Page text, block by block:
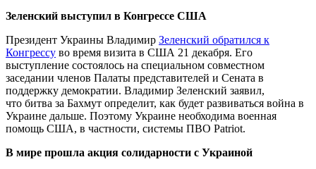
Зеленский выступил в Конгрессе США
Президент Украины Владимир Зеленский обратился к
Конгрессу во время визита в США 21 декабря. Его
выступление состоялось на специальном совместном
заседании членов Палаты представителей и Сената в
поддержку демократии. Владимир Зеленский заявил,
что битва за Бахмут определит, как будет развиваться война в
Украине дальше. Поэтому Украине необходима военная
помощь США, в частности, системы ПВО Patriot.
В мире прошла акция солидарности с Украиной